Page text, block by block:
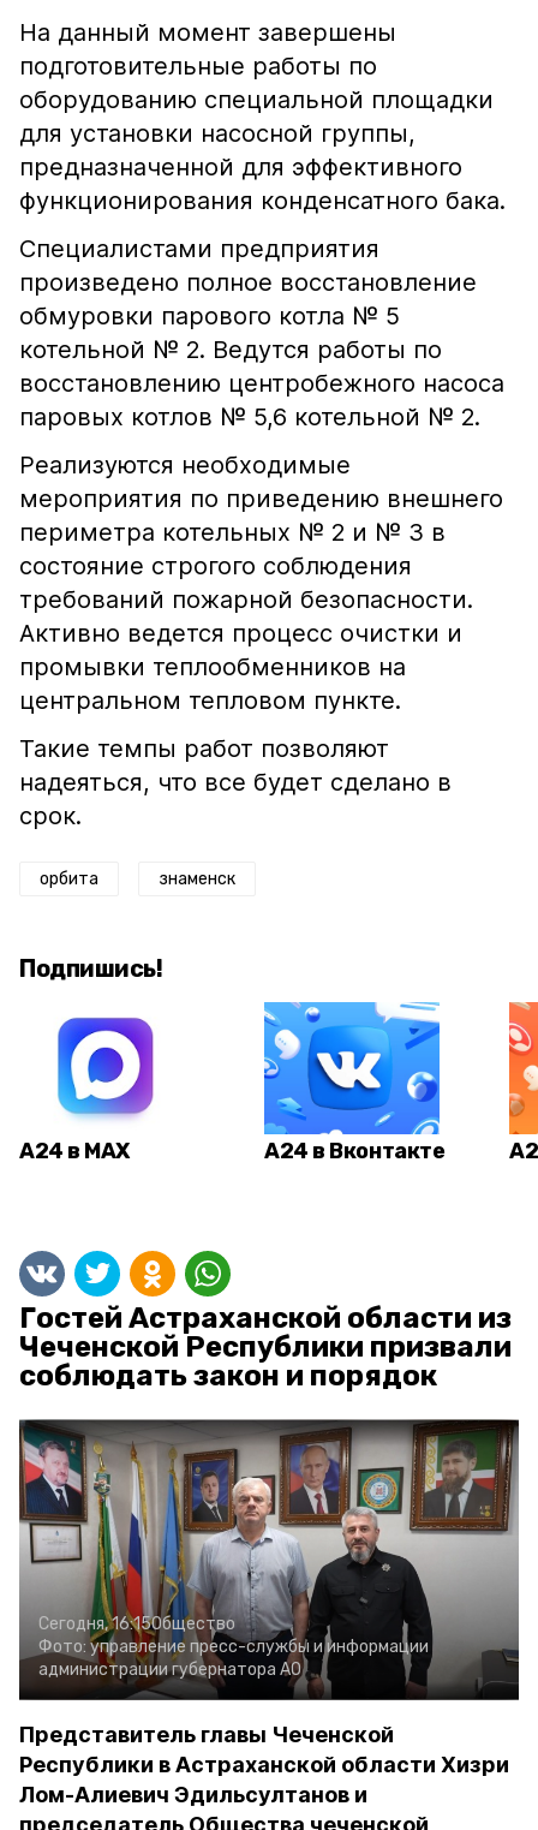
На данный момент завершены
подготовительные работы по
оборудованию специальной площадки
для установки насосной группы,
предназначенной для эффективного
функционирования конденсатного бака.
Специалистами предприятия
произведено полное восстановление
обмуровки парового котла № 5
котельной № 2. Ведутся работы по
восстановлению центробежного насоса
паровых котлов № 5,6 котельной № 2.
Реализуются необходимые
мероприятия по приведению внешнего
периметра котельных № 2 и № 3 в
состояние строгого соблюдения
требований пожарной безопасности.
Активно ведется процесс очистки и
промывки теплообменников на
центральном тепловом пункте.
Такие темпы работ позволяют
надеяться, что все будет сделано в
срок.
орбита знаменск
Подпишись!
А24 в MAX А24 в Вконтакте
Гостей Астраханской области из
Чеченской Республики призвали
соблюдать закон и порядок
Сегодня, 16:15Общество
Фото: управление пресс-службы и информации
администрации губернатора АО
Представитель главы Чеченской
Республики в Астраханской области Хизри
Лом-Алиевич Эдильсултанов и
председатель Общества чеченской